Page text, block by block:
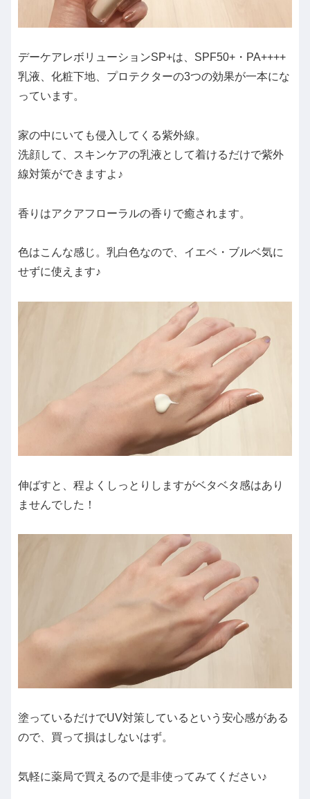
デーケアレボリューションSP+は、SPF50+・PA++++
乳液、化粧下地、プロテクターの3つの効果が一本にな
っています。
家の中にいても侵入してくる紫外線。
洗顔して、スキンケアの乳液として着けるだけで紫外
線対策ができますよ♪
香りはアクアフローラルの香りで癒されます。
色はこんな感じ。乳白色なので、イエベ・ブルベ気に
せずに使えます♪
伸ばすと、程よくしっとりしますがベタベタ感はあり
ませんでした！
塗っているだけでUV対策しているという安心感がある
ので、買って損はしないはず。
気軽に薬局で買えるので是非使ってみてください♪